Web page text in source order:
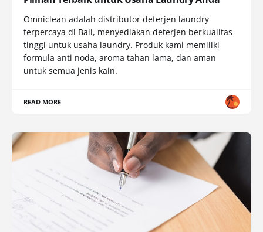
Omniclean adalah distributor deterjen laundry
terpercaya di Bali, menyediakan deterjen berkualitas
tinggi untuk usaha laundry. Produk kami memiliki
formula anti noda, aroma tahan lama, dan aman
untuk semua jenis kain.
READ MORE